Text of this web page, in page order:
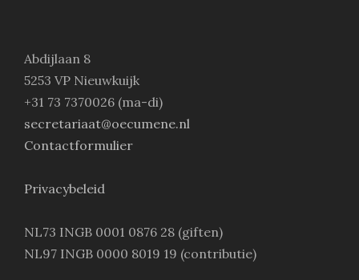
Abdijlaan 8
5253 VP Nieuwkuijk
+31 73 7370026 (ma-di)
secretariaat@oecumene.nl
Contactformulier
Privacybeleid
NL73 INGB 0001 0876 28 (giften)
NL97 INGB 0000 8019 19 (contributie)